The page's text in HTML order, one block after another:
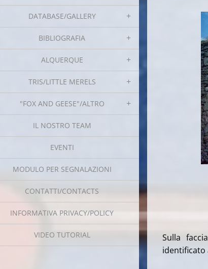
DATABASE/GALLERY
BIBLIOGRAFIA
ALQUERQUE
TRIS/LITTLE MERELS
"FOX AND GEESE"/ALTRO
IL NOSTRO TEAM
EVENTI
MODULO PER SEGNALAZIONI
CONTATTI/CONTACTS
INFORMATIVA PRIVACY/POLICY
VIDEO TUTORIAL
Sulla
identificato